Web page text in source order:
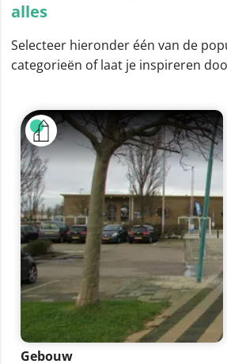
alles
Selecteer hieronder één van de
categorieën of laat je inspireren
Gebouw